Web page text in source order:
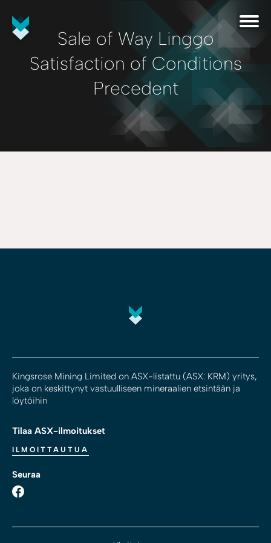
Sale of Way Linggo
Satisfaction of Conditions
Precedent
Kingsrose Mining Limited on ASX-listattu (ASX: KRM) yritys,
joka on keskittynyt vastuulliseen mineraalien etsintään ja
löytöihin
Tilaa ASX-ilmoitukset
ILMOITTAUTUA
Seuraa